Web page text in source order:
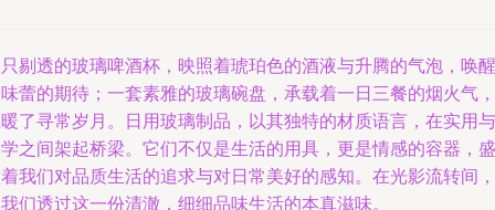
剔透的玻璃啤酒杯，映照着琥珀色的酒液与升腾的气泡，唤醒
蕾的期待；一套素雅的玻璃碗盘，承载着一日三餐的烟火气，
了寻常岁月。日用玻璃制品，以其独特的材质语言，在实用与
之间架起桥梁。它们不仅是生活的用具，更是情感的容器，盛
我们对品质生活的追求与对日常美好的感知。在光影流转间，
们透过这一份清澈，细细品味生活的本真滋味。